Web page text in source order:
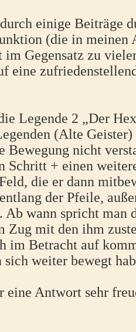
einige Beiträge
(die in meinen
Gegensatz zu
eine
Legende 2 „Der
(Alte Geister)
Bewegung nicht
Schritt + einen
die er dann
der Pfeile,
Ab wann spricht man
Zug mit den ihm
im Betracht auf
weiter bewegt
eine Antwort sehr